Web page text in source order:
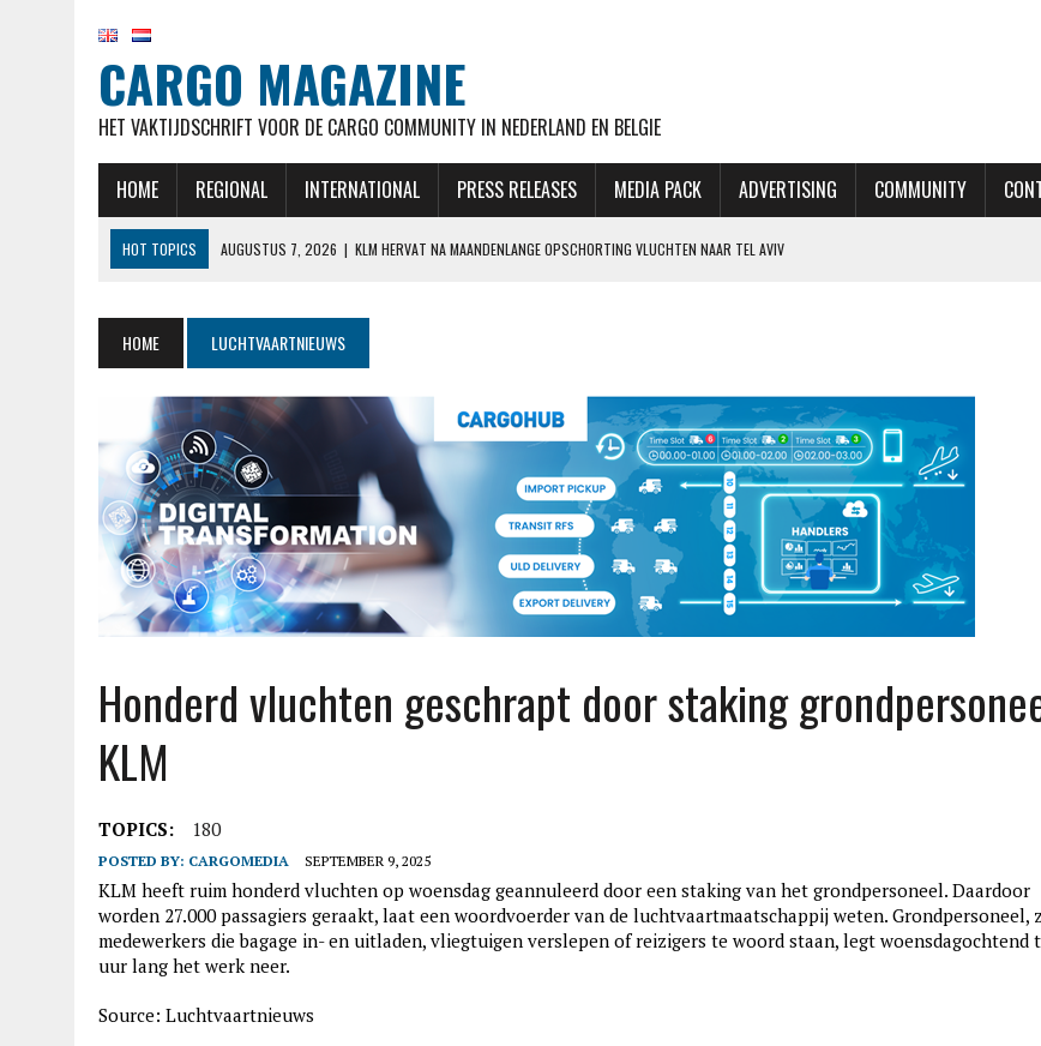
CARGO MAGAZINE
HET VAKTIJDSCHRIFT VOOR DE CARGO COMMUNITY IN NEDERLAND EN BELGIE
HOME REGIONAL INTERNATIONAL PRESS RELEASES MEDIA PACK ADVERTISING COMMUNITY
HOT TOPICS AUGUSTUS 7, 2026 | KLM HERVAT NA MAANDENLANGE OPSCHORTING VLUCHTEN NAAR TEL AVIV
AUGUSTUS 7, 2026 | MALAYSIA AIRLINES NEEMT MAATREGELEN NADAT PILOOT 70.000 XTC-PILLEN SMOKKELDE
AUGUSTUS 7, 2026 | AIRBUS OP KOERS VOOR LEVERDOELSTELLING EN ZIET ORDERPORTEFEUILLE VERDER GROEIEN
HOME LUCHTVAARTNIEUWS
Honderd vluchten geschrapt door staking
KLM
TOPICS: 180
POSTED BY: CARGOMEDIA SEPTEMBER 9, 2025
KLM heeft ruim honderd vluchten op woensdag geannuleerd door een staking van het grondpersoneel. Daardoor
worden 27.000 passagiers geraakt, laat een woordvoerder van de luchtvaartmaatschappij weten. Grondpersoneel,
medewerkers die bagage in- en uitladen, vliegtuigen verslepen of reizigers te woord staan, legt woensdagochtend
uur lang het werk neer.
Source: Luchtvaartnieuws
edition3
januari 27, 2017